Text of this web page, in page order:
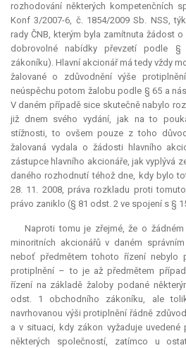
rozhodování některých kompetenčních
Konf 3/2007-6, č. 1854/2009 Sb. NSS,
rady ČNB, kterým byla zamítnuta žádost
dobrovolné nabídky převzetí podle
zákoníku). Hlavní akcionář má tedy vždy
žalované o zdůvodnění výše
neúspěchu potom žalobu podle § 65 a
V daném případě sice skutečně nabylo
již dnem svého vydání, jak na to
stížnosti, to ovšem pouze z toho
žalovaná vydala o žádosti hlavního
zástupce hlavního akcionáře, jak vyplývá
daného rozhodnutí téhož dne, kdy bylo
28. 11. 2008, práva rozkladu proti
právo zaniklo (§ 81 odst. 2 ve spojení s §
Naproti tomu je zřejmé, že o
minoritních akcionářů v daném
neboť předmětem tohoto řízení nebylo
protiplnění – to je až předmětem
řízení na základě žaloby podané
odst. 1 obchodního zákoníku, ale
navrhovanou výši protiplnění řádně
a v situaci, kdy zákon vyžaduje uvedené
některých společností, zatímco u